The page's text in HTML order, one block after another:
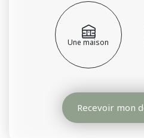
Une maison
Recevoir mon